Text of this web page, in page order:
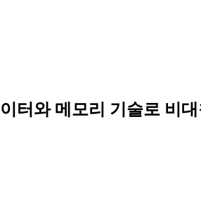
터와 메모리 기술로 비